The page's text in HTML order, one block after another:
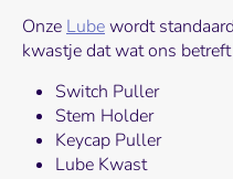
Onze Lubewordt
kwastje dat wat ons
Switch Puller
Stem Holder
Keycap Puller
Lube Kwast